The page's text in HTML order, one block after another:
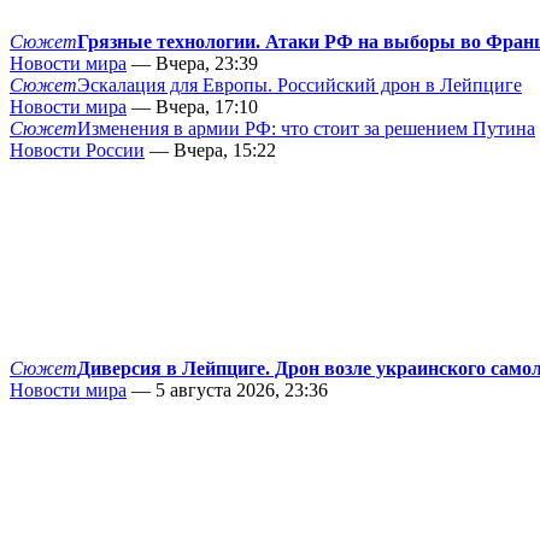
СюжетГрязные технологии. Атаки РФ на выборы во
Новости мира — Вчера, 23:39
СюжетЭскалация для Европы. Российский дрон в Лейпциге
Новости мира — Вчера, 17:10
СюжетИзменения в армии РФ: что стоит за решением Путина
Новости России — Вчера, 15:22
СюжетДиверсия в Лейпциге. Дрон возле украинского
Новости мира — 5 августа 2026, 23:36